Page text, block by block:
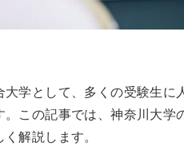
学として、多くの受験生
この記事では、神奈川大
解説します。